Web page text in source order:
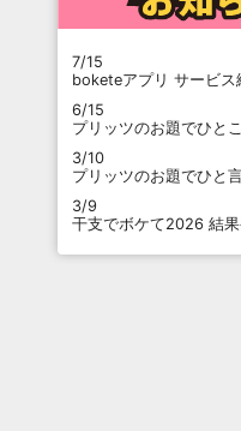
7/15
boketeアプリ サービス
6/15
プリッツのお題でひと
3/10
プリッツのお題でひと
3/9
干支でボケて2026 結